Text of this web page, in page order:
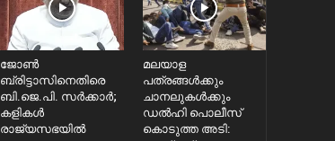
ജോൺ
ബ്രിട്ടാസിനെതിരെ
ബി.ജെ.പി. സർക്കാർ;
കളികൾ
രാജ്യസഭയിൽ
മലയാള
പത്രങ്ങൾക്കും
ചാനലുകൾക്കും
ഡൽഹി പൊലീസ്
കൊടുത്ത അടി: